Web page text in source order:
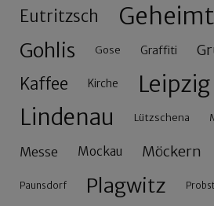
Eutritzsch
Gohlis Gose Graffiti
Kaffee Kirche Leipzig
Lindenau Lützschena
Messe Mockau Möckern
Paunsdorf Plagwitz